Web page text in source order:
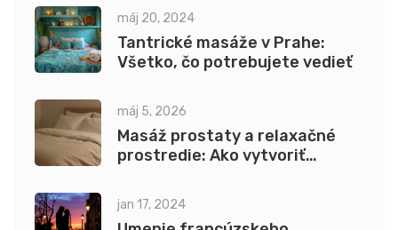
máj 20, 2024
Tantrické masáže v Prahe:
Všetko, čo potrebujete vedieť
máj 5, 2026
Masáž prostaty a relaxačné
prostredie: Ako vytvoriť
zážitok
jan 17, 2024